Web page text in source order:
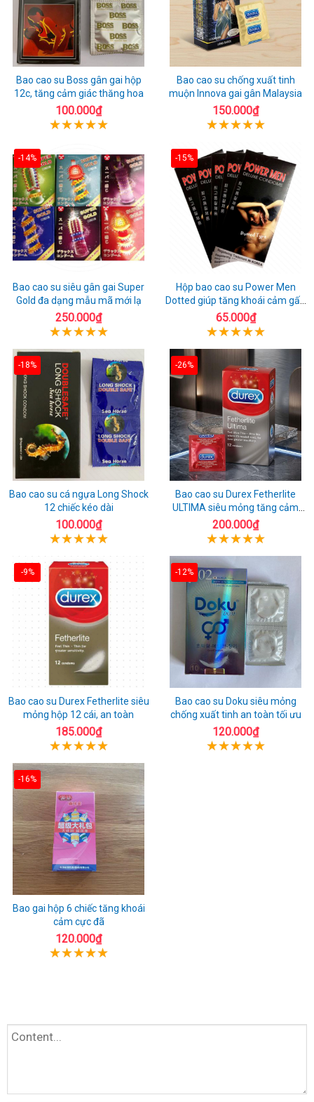
Bao cao su Boss gân gai hộp
12c, tăng cảm giác thăng hoa
100.000₫
Bao cao su chống xuất tinh
muộn Innova gai gân Malaysia
150.000₫
-14%
Bao cao su siêu gân gai Super
Gold đa dạng mẫu mã mới lạ
250.000₫
-15%
Hộp bao cao su Power Men
Dotted giúp tăng khoái cảm gấp
đôi
65.000₫
-18%
Bao cao su cá ngựa Long Shock
12 chiếc kéo dài
100.000₫
-26%
Bao cao su Durex Fetherlite
ULTIMA siêu mỏng tăng cảm
giác
200.000₫
-9%
Bao cao su Durex Fetherlite siêu
mỏng hộp 12 cái, an toàn
185.000₫
-12%
Bao cao su Doku siêu mỏng
chống xuất tinh an toàn tối ưu
120.000₫
-16%
Bao gai hộp 6 chiếc tăng khoái
cảm cực đã
120.000₫